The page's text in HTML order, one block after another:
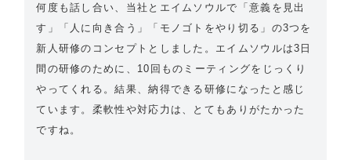
何度も話し合い、当社とエイムソウルで「意義を見出
す」「人に向き合う」「モノゴトをやり切る」の3つを
新人研修のコンセプトとしました。エイムソウルは3日
間の研修のために、10回ものミーティングをじっくり
やってくれる。結果、納得できる研修になったと感じ
ています。柔軟性や対応力は、とてもありがたかった
ですね。